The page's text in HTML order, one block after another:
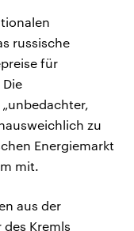
russische
für
zu
Energiemarkt
mit.
aus der
Kremls